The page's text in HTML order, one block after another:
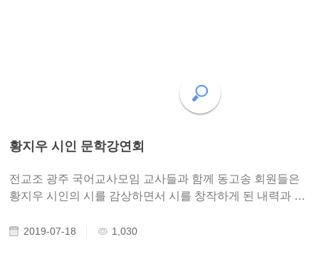
황지우 시인 문학강연회
전교조 광주 국어교사모임 교사들과 함께 동고송 회원들은
황지우 시인의 시를 감상하면서 시를 창작하게 된 내력과 시
2019-07-18 1,030